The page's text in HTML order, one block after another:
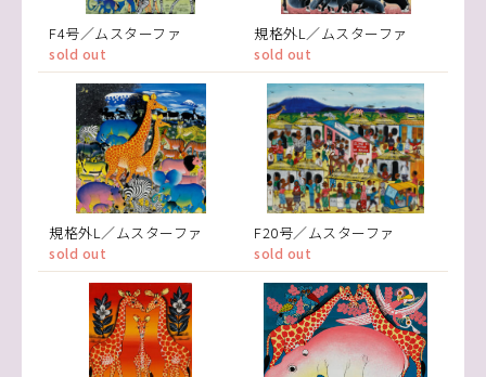
F4号／ムスターファ
sold out
規格外L／ムスターファ
sold out
規格外L／ムスターファ
sold out
F20号／ムスターファ
sold out